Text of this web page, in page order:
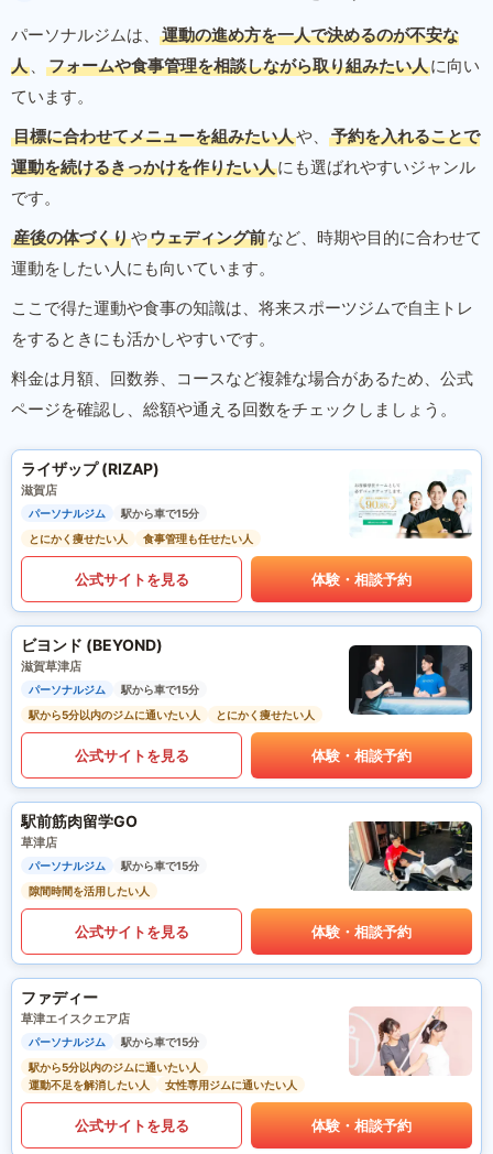
パーソナルジムは、
運動の進め方を一人で決めるのが不安な
人 、 フォームや食事管理を相談しながら取り組みたい人に向い
ています。
目標に合わせてメニューを組みたい人や、
予約を入れることで
運動を続けるきっかけを作りたい人にも選ばれやすいジャンル
です。
産後の体づくりやウェディング前など、時期や目的に合わせて
運動をしたい人にも向いています。
ここで得た運動や食事の知識は、将来スポーツジムで自主トレ
をするときにも活かしやすいです。
料金は月額、回数券、コースなど複雑な場合があるため、公式
ページを確認し、総額や通える回数をチェックしましょう。
ライザップ (RIZAP)
滋賀店
パーソナルジム
駅から車で15分
とにかく痩せたい人
食事管理も任せたい人
公式サイトを見る 体験・相談予約
ビヨンド (BEYOND)
滋賀草津店
パーソナルジム
駅から車で15分
駅から5分以内のジムに通いたい人
とにかく痩せたい人
公式サイトを見る 体験・相談予約
駅前筋肉留学GO
草津店
パーソナルジム
駅から車で15分
隙間時間を活用したい人
公式サイトを見る 体験・相談予約
ファディー
草津エイスクエア店
パーソナルジム
駅から車で15分
駅から5分以内のジムに通いたい人
運動不足を解消したい人
女性専用ジムに通いたい人
公式サイトを見る 体験・相談予約